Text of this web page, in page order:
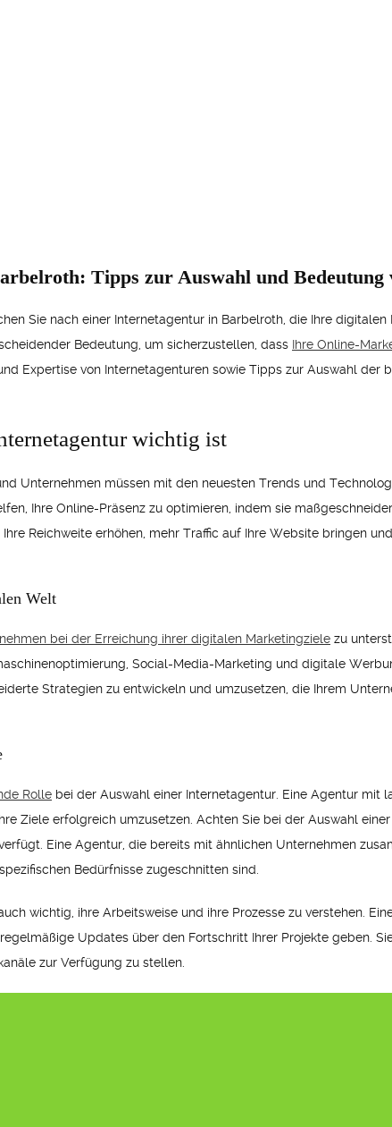
Tipps zur Auswahl und
Sie nach einer Internetagentur in Barbelroth, die Ihre
Bedeutung, um sicherzustellen, dass Ihre Online-
Expertise von Internetagenturen sowie Tipps zur Auswahl der
wichtig ist
Unternehmen müssen mit den neuesten Trends und
Ihre Online-Präsenz zu optimieren, indem sie
Reichweite erhöhen, mehr Traffic auf Ihre Website bringen
Welt
bei der Erreichung ihrer digitalen Marketingziele zu
Social-Media-Marketing und digitale
Strategien zu entwickeln und umzusetzen, die Ihrem
Rolle bei der Auswahl einer Internetagentur. Eine Agentur mit
Ziele erfolgreich umzusetzen. Achten Sie bei der Auswahl
Eine Agentur, die bereits mit ähnlichen Unternehmen
Bedürfnisse zugeschnitten sind.
wichtig, ihre Arbeitsweise und ihre Prozesse zu verstehen.
Updates über den Fortschritt Ihrer Projekte geben.
zur Verfügung zu stellen.